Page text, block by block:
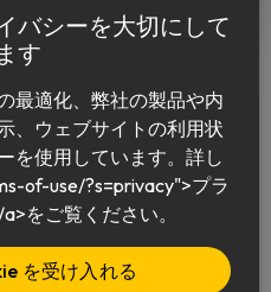
本語
バシーを大切にして
す
最適化、弊社の製品や内
、ウェブサイトの利用状
を使用しています。詳し
of-use/?s=privacy">プラ
をご覧ください。
を受け入れる